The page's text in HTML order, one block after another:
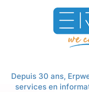
Depuis 30 ans,
services en